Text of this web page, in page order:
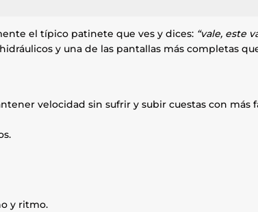
el típico patinete que ves y dices: “vale, este
y una de las pantallas más completas
velocidad sin sufrir y subir cuestas con más
y ritmo.